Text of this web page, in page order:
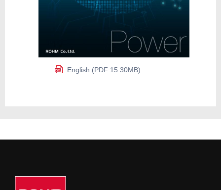
English (PDF:15.30MB)